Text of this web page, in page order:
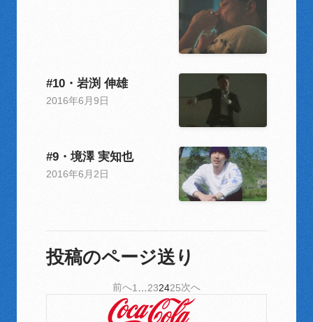
#10・岩渕 伸雄
2016年6月9日
#9・境澤 実知也
2016年6月2日
投稿のページ送り
前へ1…232425次へ